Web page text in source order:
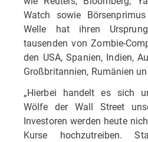
Watch sowie
Welle hat ihren
tausenden von Zombie-
den USA, Spanien, Indien,
Großbritannien, Rumänien
„Hierbei handelt es sich
Wölfe der Wall Street
Investoren werden heute
Kurse hochzutreiben.